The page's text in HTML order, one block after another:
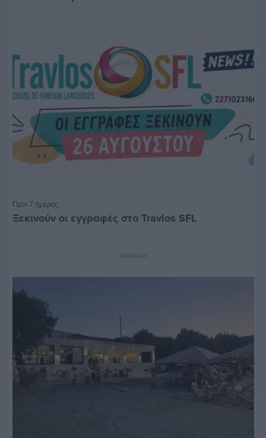
Πριν 7 ημέρες
Ξεκινούν οι εγγραφές στο Travlos SFL
Διαφήμιση